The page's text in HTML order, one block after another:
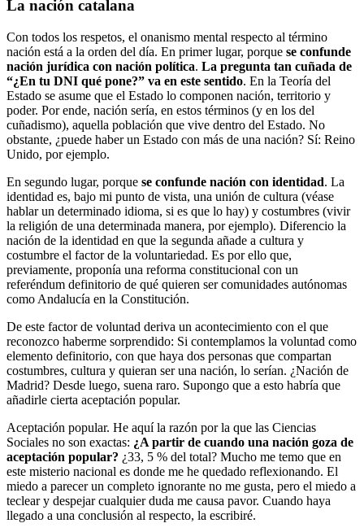
La nación catalana
Con todos los respetos, el onanismo mental respecto al término
nación está a la orden del día. En primer lugar, porque se confunde
nación jurídica con nación política. La pregunta tan cuñada de
“¿En tu DNI qué pone?” va en este sentido. En la Teoría del
Estado se asume que el Estado lo componen nación, territorio y
poder. Por ende, nación sería, en estos términos (y en los del
cuñadismo), aquella población que vive dentro del Estado. No
obstante, ¿puede haber un Estado con más de una nación? Sí: Reino
Unido, por ejemplo.
En segundo lugar, porque se confunde nación con identidad. La
identidad es, bajo mi punto de vista, una unión de cultura (véase
hablar un determinado idioma, si es que lo hay) y costumbres (vivir
la religión de una determinada manera, por ejemplo). Diferencio la
nación de la identidad en que la segunda añade a cultura y
costumbre el factor de la voluntariedad. Es por ello que,
previamente, proponía una reforma constitucional con un
referéndum definitorio de qué quieren ser comunidades autónomas
como Andalucía en la Constitución.
De este factor de voluntad deriva un acontecimiento con el que
reconozco haberme sorprendido: Si contemplamos la voluntad como
elemento definitorio, con que haya dos personas que compartan
costumbres, cultura y quieran ser una nación, lo serían. ¿Nación de
Madrid? Desde luego, suena raro. Supongo que a esto habría que
añadirle cierta aceptación popular.
Aceptación popular. He aquí la razón por la que las Ciencias
Sociales no son exactas: ¿A partir de cuando una nación goza de
aceptación popular? ¿33, 5 % del total? Mucho me temo que en
este misterio nacional es donde me he quedado reflexionando. El
miedo a parecer un completo ignorante no me gusta, pero el miedo a
teclear y despejar cualquier duda me causa pavor. Cuando haya
llegado a una conclusión al respecto, la escribiré.